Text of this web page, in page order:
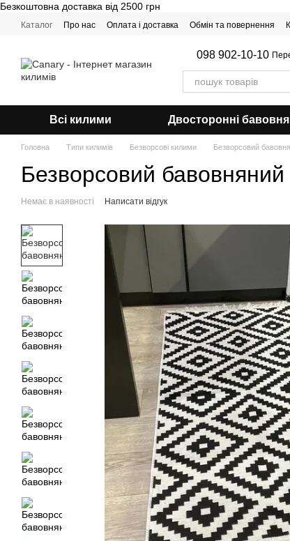
Перейти до основного контенту
Безкоштовна доставка від 2500 грн
Каталог Про нас Оплата і доставка Обмін та повернення
098 902-10-10
Всі килими Двосторонні
Головна Типи килимів Безворсові килими Безворсовий
Безворсовий
Немає в наявності Написати відгук